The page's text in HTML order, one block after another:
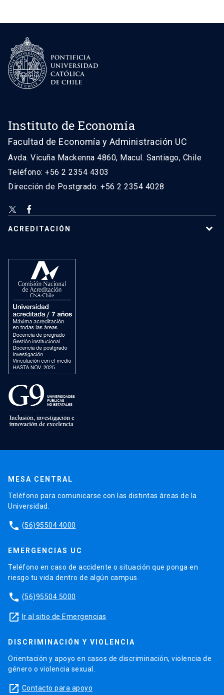
Instituto de Economía
Facultad de Economía y Administración UC
Avda. Vicuña Mackenna 4860, Macul. Santiago, Chile
Teléfono: +56 2 2354 4303
Dirección de Postgrado: +56 2 2354 4028
ACREDITACIÓN
MESA CENTRAL
Teléfono para comunicarse con las distintas áreas de la
Universidad.
phone (56)95504 4000
EMERGENCIAS UC
Teléfono en caso de accidente o situación que ponga en
riesgo tu vida dentro de algún campus.
phone (56)95504 5000
launch Ir al sitio de Emergencias
DISCRIMINACIÓN Y VIOLENCIA
Orientación y apoyo en casos de discriminación, violencia de
género o violencia sexual.
launch Contacto para apoyo